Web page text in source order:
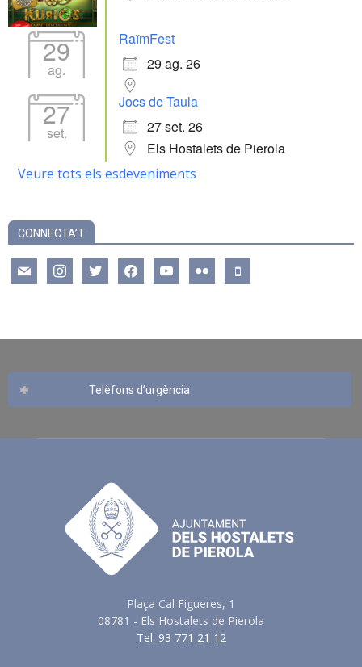
29
ag.
RaïmFest
29 ag. 26
27
set.
Jocs de Taula
27 set. 26
Els Hostalets de Pierola
Veure tots els esdeveniments
CONNECTA’T
mail instagramtwitter facebookyoutube flickr mobile
Telèfons d’urgència
Plaça Cal Figueres, 1
08781 - Els Hostalets de Pierola
Tel. 93 771 21 12